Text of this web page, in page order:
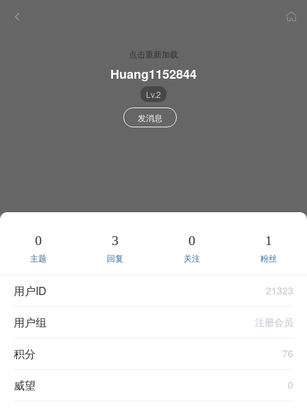
点击重新加载
Huang1152844
Lv.2
发消息
0
主题
3
回复
0
关注
1
粉丝
用户ID 21323
用户组 注册会员
积分 76
威望 0